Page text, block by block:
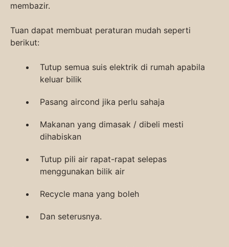
membazir.
Tuan dapat membuat peraturan mudah seperti
berikut:
Tutup semua suis elektrik di rumah apabila
keluar bilik
Pasang aircond jika perlu sahaja
Makanan yang dimasak / dibeli mesti
dihabiskan
Tutup pili air rapat-rapat selepas
menggunakan bilik air
Recycle mana yang boleh
Dan seterusnya.